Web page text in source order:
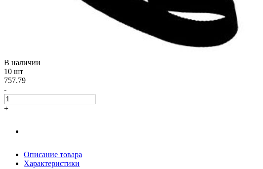
В наличии
10 шт
757.79
-
+
Описание товара
Характеристики